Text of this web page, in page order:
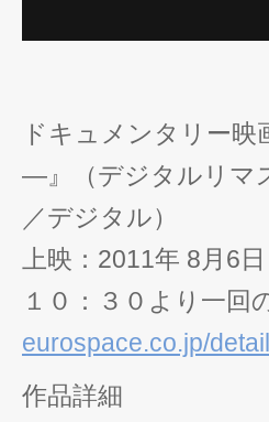
ドキュメンタリー
―』（デジタルリマ
／デジタル）
上映：2011年 8月6
１０：３０より一回
eurospace.co.jp/
作品詳細